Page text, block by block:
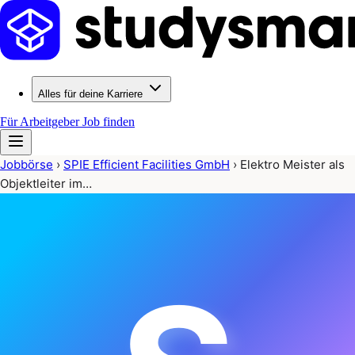
Alles für deine Karriere
Für ArbeitgeberJob finden
Jobbörse › SPIE Efficient Facilities GmbH › Elektro Meister als
Objektleiter im…